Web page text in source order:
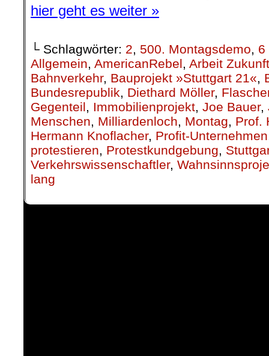
hier geht es weiter »
└ Schlagwörter: 2, 500. Montagsdemo, 6
Allgemein, AmericanRebel, Arbeit Zukunft
Bahnverkehr, Bauprojekt »Stuttgart 21«,
Bundesrepublik, Diethard Möller,
Gegenteil, Immobilienprojekt, Joe Bauer,
Menschen, Milliardenloch, Montag, Prof.
Hermann Knoflacher, Profit-Unternehmen
protestieren, Protestkundgebung,
Verkehrswissenschaftler,
lang